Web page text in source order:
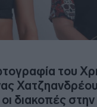
του
οι διακοπές